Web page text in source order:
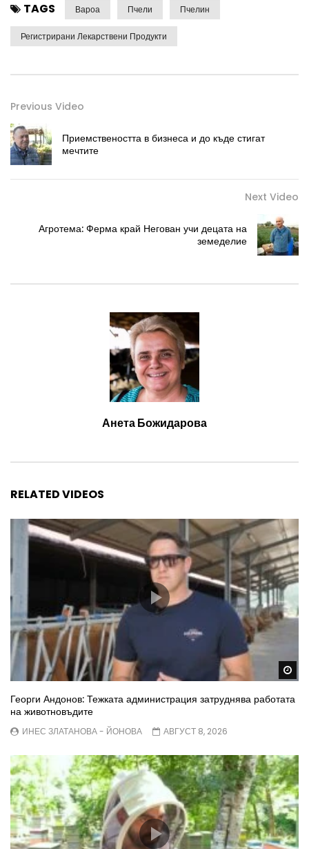
TAGS Вароа Пчели Пчелин
Регистрирани Лекарствени Продукти
Previous Video
Приемствеността в бизнеса и до къде стигат
мечтите
Next Video
Агротема: Ферма край Негован учи децата на
земеделие
Анета Божидарова
RELATED VIDEOS
Георги Андонов: Тежката администрация затруднява работата
на животновъдите
ИНЕС ЗЛАТАНОВА - ЙОНОВА АВГУСТ 8, 2026